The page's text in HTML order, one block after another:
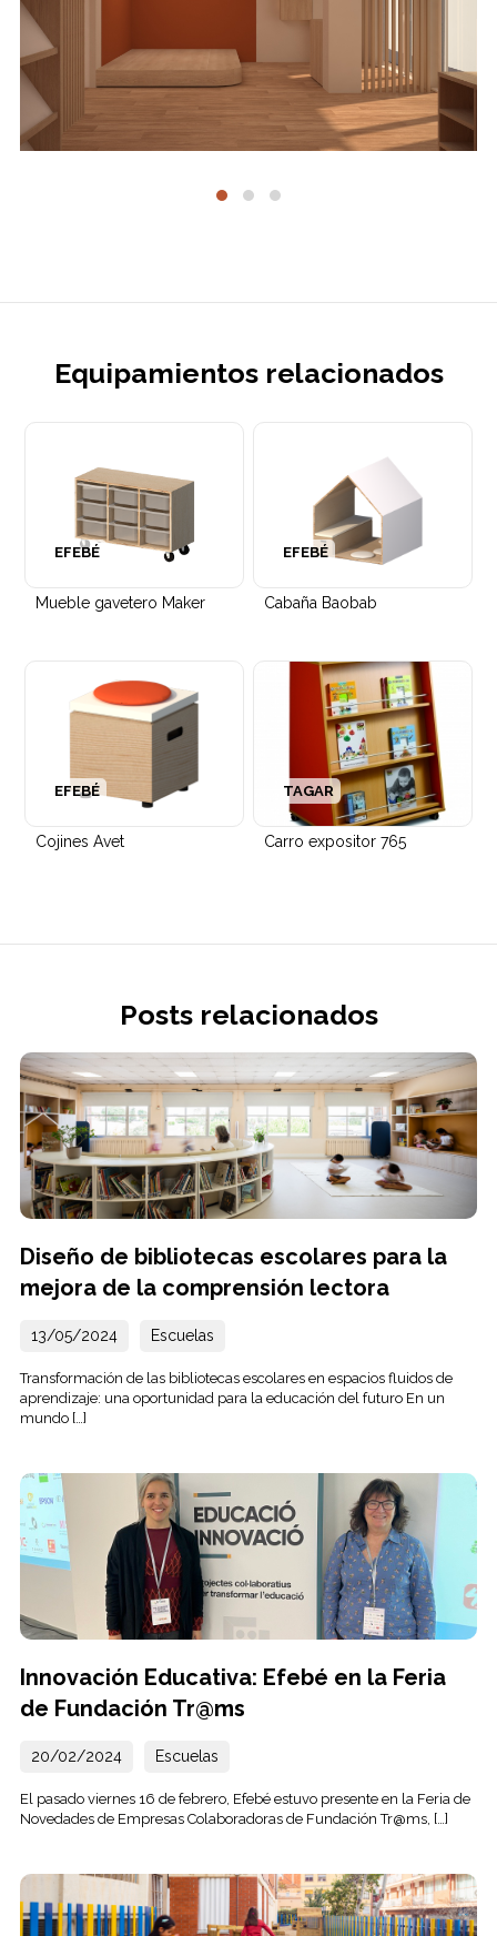
Equipamientos relacionados
Mueble gavetero Maker
EFEBÉ
Cabaña Baobab
EFEBÉ
Cojines Avet
EFEBÉ
Carro expositor 765
TAGAR
Posts relacionados
Diseño de bibliotecas escolares para la
mejora de la comprensión lectora
13/05/2024 Escuelas
Transformación de las bibliotecas escolares en espacios fluidos de
aprendizaje: una oportunidad para la educación del futuro En un
mundo […]
Innovación Educativa: Efebé en la Feria
de Fundación Tr@ms
20/02/2024 Escuelas
El pasado viernes 16 de febrero, Efebé estuvo presente en la Feria de
Novedades de Empresas Colaboradoras de Fundación Tr@ms, […]